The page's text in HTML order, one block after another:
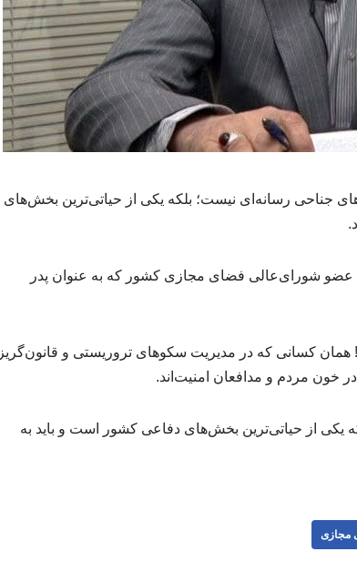
جناحی رسانه‌ای نیست؛ بلکه یکی از حیاتی‌ترین بخش‌های
شورای‌عالی فضای مجازی کشور که به عنوان پدر
است! همان کسانی که در مدیریت سکوهای تروریستی و قانون‌گریز
خون مردم و مدافعان امنیت‌اند.
یکی از حیاتی‌ترین بخش‌های دفاعی کشور است و باید به
مجازی